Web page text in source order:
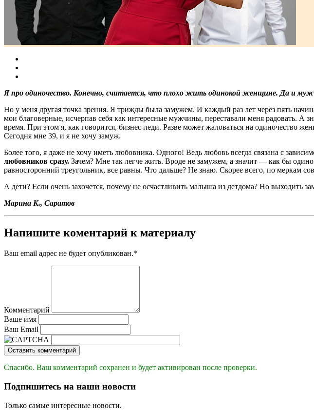
Я про одиночество. Конечно, считается, что плохо жить одинокой женщине. Да и
Но у меня другая точка зрения. Я трижды была замужем. И каждый раз лет через пять
мои благоверные, исчерпав себя как интересные мужчины, переставали меня радовать. А
время. При этом я, как говорится, бизнес-леди. Разве может жаловаться на одиночество
Сегодня мне 39, и я не хочу замуж.
Более того, я даже не хочу иметь любовника. Одного! Ведь любовь всегда связана с
любовников сразу. Зачем? Мне так легче жить. Вроде не замужем, а значит — как бы
равносторонний треугольник, все равны. Что дальше? Не знаю. Скорее всего, по меркам
А дети? Если очень захочется, почему не осчастливить малыша из детдома? Но выходить
Марина К., Саратов
Напишите коментарий к материалу
Ваш email адрес не будет опубликован.*
Комментарий
Ваше имя
Ваш Email
Оставить комментарий
Спасибо. Ваш комментарий сохранен и будет активирован после проверки.
Подпишитесь на наши новости
Только самые интересные новости.